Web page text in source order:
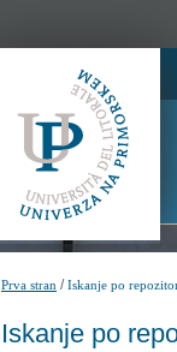
Prva stran /Iskanje po
Iskanje po